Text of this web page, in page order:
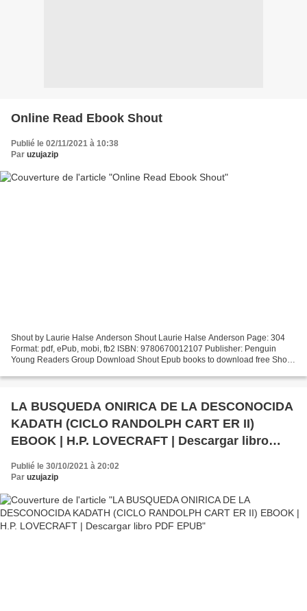
Online Read Ebook Shout
Publié le 02/11/2021 à 10:38
Par uzujazip
Shout by Laurie Halse Anderson Shout Laurie Halse Anderson Page: 304
Format: pdf, ePub, mobi, fb2 ISBN: 9780670012107 Publisher: Penguin
Young Readers Group Download Shout Epub books to download free Shout
LA BUSQUEDA ONIRICA DE LA DESCONOCIDA
KADATH (CICLO RANDOLPH CART ER II)
EBOOK | H.P. LOVECRAFT | Descargar libro
PDF EPUB
Publié le 30/10/2021 à 20:02
Par uzujazip